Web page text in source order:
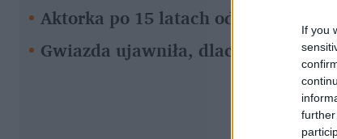
If you
Aktorka po 15 latach odchodzi z
Gwiazda ujawniła, dlaczego